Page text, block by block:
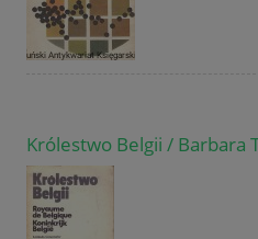
Królestwo Belgii / Barbara